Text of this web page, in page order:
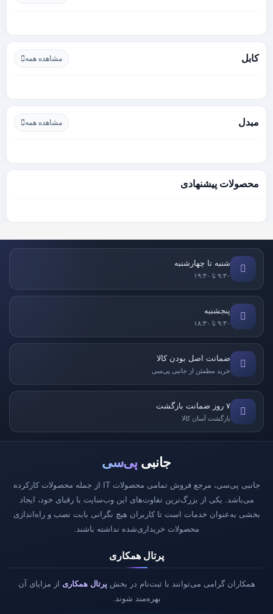
کابل مشاهده همه
مبدل مشاهده همه
محصولات پیشنهادی
شنبه تا چهارشنبه
۹:۳۰ تا ۱۹:۳۰
پنجشنبه
۹:۳۰ تا ۱۸:۳۰
ضمانت اصل بودن کالا
خرید مطمئن از جانبی پی‌سی
۷ روز ضمانت بازگشت
بازگشت آسان کالا
جانبی پی‌سی
جانبی پی‌سی، مرجع فروش تمامی محصولات IT از جمله محصولات کارکرده
می‌باشد. یکی از بزرگ‌ترین تفاوت‌های این وب‌سایت با رقبای خود، ایجاد
بخشی به‌عنوان خدمات است تا کاربران هیچ نگرانی بابت نصب و راه‌اندازی
محصولات خریداری‌شده نداشته باشند.
پرتال همکاری
همکاران گرامی می‌توانند با ثبت‌نام در بخش پرتال همکاری از مزایای آن
بهره‌مند شوند.